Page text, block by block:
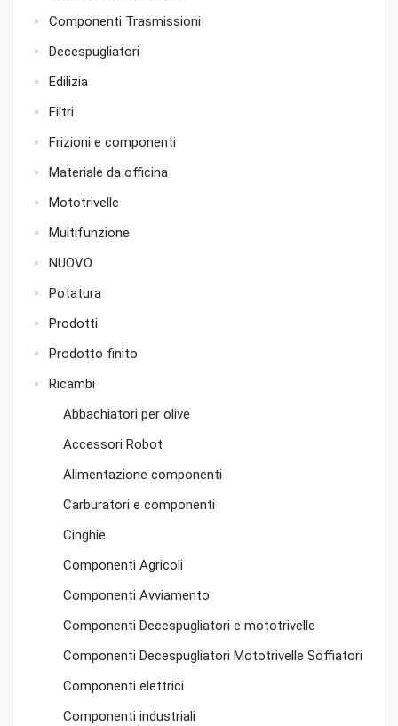
Componenti Trasmissioni
Decespugliatori
Edilizia
Filtri
Frizioni e componenti
Materiale da officina
Mototrivelle
Multifunzione
NUOVO
Potatura
Prodotti
Prodotto finito
Ricambi
Abbachiatori per olive
Accessori Robot
Alimentazione componenti
Carburatori e componenti
Cinghie
Componenti Agricoli
Componenti Avviamento
Componenti Decespugliatori e mototrivelle
Componenti Decespugliatori Mototrivelle Soffiatori
Componenti elettrici
Componenti industriali